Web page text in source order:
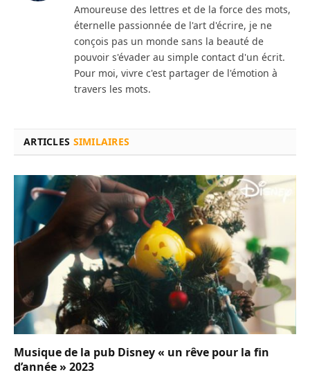
Amoureuse des lettres et de la force des mots,
éternelle passionnée de l'art d'écrire, je ne
conçois pas un monde sans la beauté de
pouvoir s'évader au simple contact d'un écrit.
Pour moi, vivre c'est partager de l'émotion à
travers les mots.
ARTICLES SIMILAIRES
Musique de la pub Disney « un rêve pour la fin
d’année » 2023